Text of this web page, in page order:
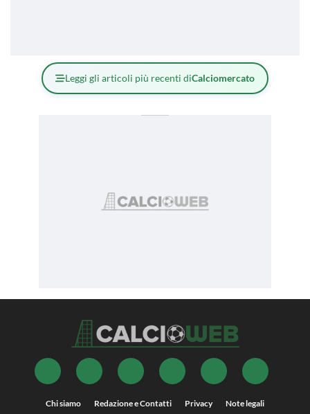
Leggi gli articoli più recenti diCalciomercato
Chi siamo Redazione e Contatti Privacy Note legali